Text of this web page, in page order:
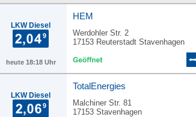
LKW Diesel
heute 18:18 Uhr
HEM
Werdohler Str. 2
17153 Reuterstadt Stavenhagen
LKW Diesel
TotalEnergies
Malchiner Str. 81
17153 Stavenhagen